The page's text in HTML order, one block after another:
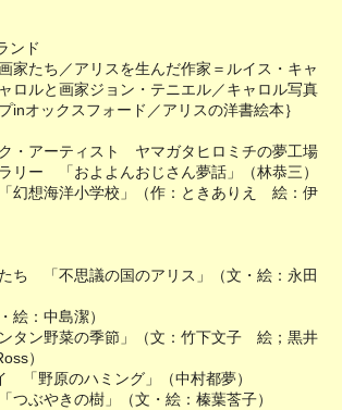
ンド
家たち／アリスを生んだ作家＝ルイス・キャ
ロルと画家ジョン・テニエル／キャロル写真
inオックスフォード／アリスの洋書絵本｝
・アーティスト ヤマガタヒロミチの夢工場
リー 「およよんおじさん夢話」（林恭三）
幻想海洋小学校」（作：ときありえ 絵：伊
ち 「不思議の国のアリス」（文・絵：永田
絵：中島潔）
ン野菜の季節」（文：竹下文子 絵；黒井
）
「野原のハミング」（中村都夢）
ぶやきの樹」（文・絵：榛葉莟子）